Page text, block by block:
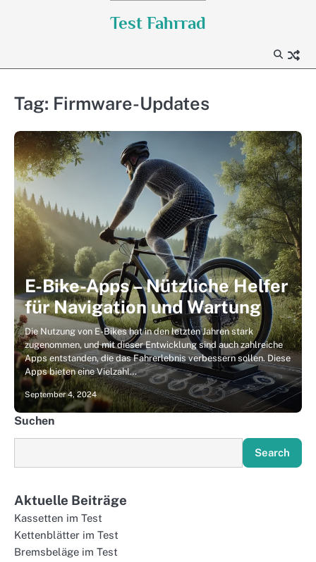
Test Fahrrad
Tag: Firmware-Updates
E-Bike-Apps – Nützliche Helfer
für Navigation und Wartung
Die Nutzung von E-Bikes hat in den letzten Jahren stark
zugenommen, und mit dieser Entwicklung sind auch zahlreiche
Apps entstanden, die das Fahrerlebnis verbessern sollen. Diese
Apps bieten eine Vielzahl…
September 4, 2024
Suchen
Search
Aktuelle Beiträge
Kassetten im Test
Kettenblätter im Test
Bremsbeläge im Test